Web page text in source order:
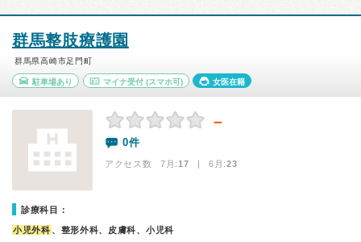
群馬整肢療護園
群馬県高崎市足門町
駐車場あり マイナ受付(スマホ可) 女医在籍
－
0件
アクセス数 7月:17 | 6月:23
診療科目：
小児外科 、整形外科、皮膚科、小児科